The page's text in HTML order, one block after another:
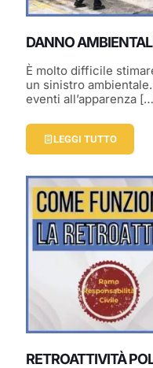
DANNO
È molto difficile
un sinistro
eventi all’apparenza
LEGGI TUTTO
RETROATTIVITÀ